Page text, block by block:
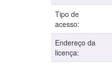
Tipo de
acesso:
Endereço da
licença: